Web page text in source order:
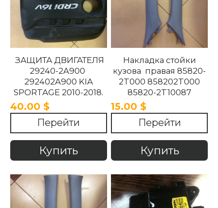
ЗАЩИТА ДВИГАТЕЛЯ
29240-2A900
292402A900 KIA
SPORTAGE 2010-2018.
40.00 $
Перейти
Купить
Накладка стойки
кузова правая 85820-
2T000 858202T000
85820-2T10087
858202T10087 85820-
2T100UP
858202T100UP Kia
Optima 2010 -2015
15.00 $
Перейти
Купить